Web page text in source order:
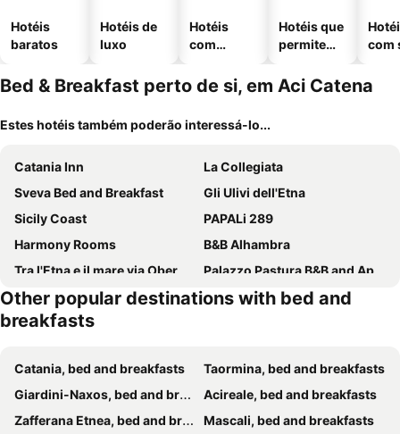
Hotéis
baratos
Hotéis de
luxo
Hotéis
com
Hotéis que
permitem
com
Bed & Breakfast perto de si, em Aci Catena
Estes hotéis também poderão interessá-lo...
Catania Inn
La Collegiata
Sveva Bed and Breakfast
Gli Ulivi dell'Etna
Sicily Coast
PAPALi 289
Harmony Rooms
B&B Alhambra
Tra l'Etna e il mare via Oberdan
Palazzo Pastura B&B and Apartments
Antico Mercato
Urban Pop Hostel & BnB
Aci B&B
Suite Inn Catania
La Regina del Duomo Catania Centro
Il Daviduccio
B&b Riccioli
Il Leone Blu
B&B San Leonardo
Other popular destinations with bed and
breakfasts
Catania, bed and breakfasts
Taormina, bed and breakfasts
Giardini-Naxos, bed and breakfasts
Acireale, bed and breakfasts
Zafferana Etnea, bed and breakfasts
Mascali, bed and breakfasts